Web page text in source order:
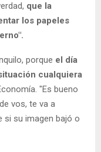
que la
los papeles
porque el día
cualquiera
"Es bueno
vos, te va a
si su imagen bajó o